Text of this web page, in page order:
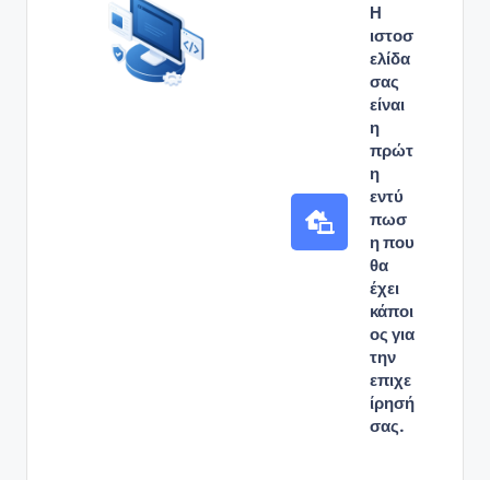
Η
ιστοσ
ελίδα
σας
είναι
η
πρώτ
η
εντύ
πωσ
η που
θα
έχει
κάποι
ος για
την
επιχε
ίρησή
σας.